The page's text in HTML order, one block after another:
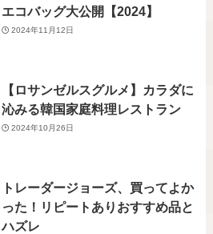
エコバッグ大公開【2024】
2024年11月12日
【ロサンゼルスグルメ】カラダに
沁みる韓国家庭料理レストラン
2024年10月26日
トレーダージョーズ、買ってよか
った！リピートありおすすめ品と
ハズレ